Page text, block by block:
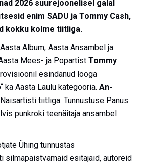
2026 suurejoonelisel galal
enim SADU ja Tommy Cash,
kokku kolme tiitliga.
Album, Aasta Ansambel ja
Mees- ja Popartist Tommy
esindanud looga
ka Aasta Laulu kategooria. An-
tiitliga. Tunnustuse Panus
punkroki teenäitaja ansambel
Ühing tunnustas
silmapaistvamaid esitajaid, autoreid